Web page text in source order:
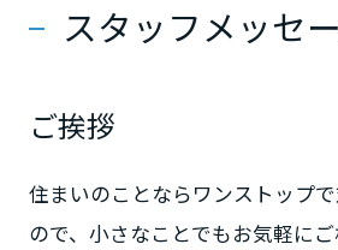
スタッフメッセ
ご挨拶
住まいのことならワンストップ
ので、小さなことでもお気軽に
兵庫県
奈良県
中国・四国エリア